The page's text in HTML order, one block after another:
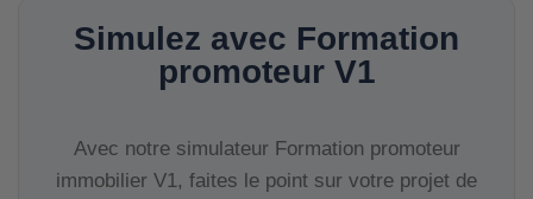
Simulez avec Formation
promoteur V1
Avec notre simulateur Formation promoteur
immobilier V1, faites le point sur votre projet de